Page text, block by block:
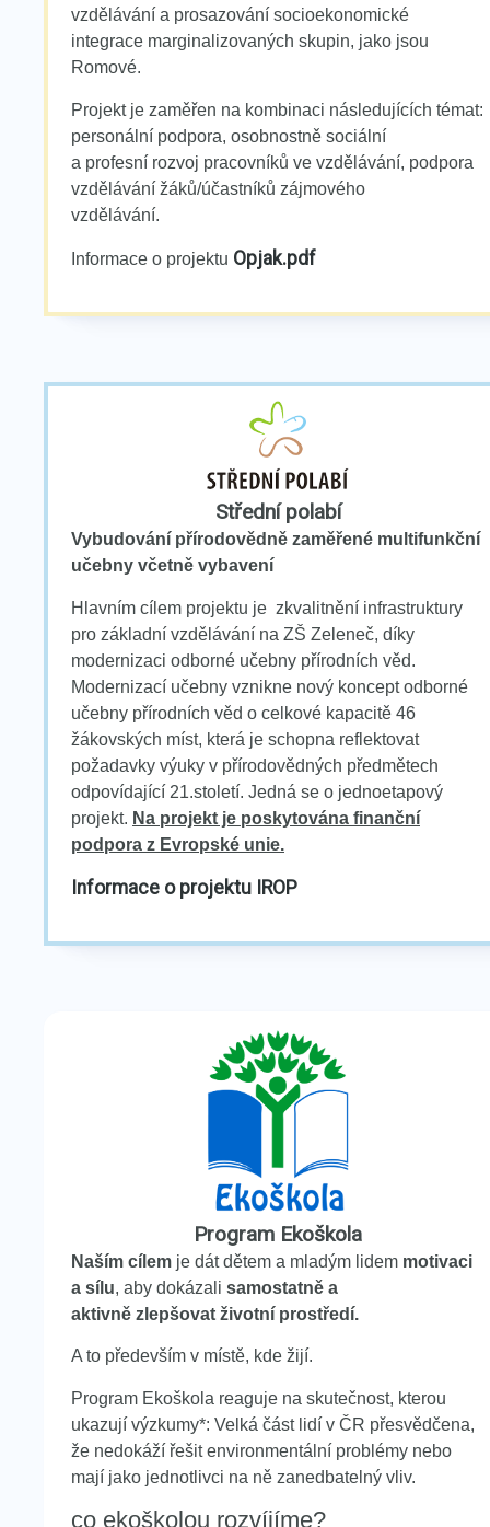
vzdělávání a prosazování socioekonomické
integrace marginalizovaných skupin, jako jsou
Romové.
Projekt je zaměřen na kombinaci následujících témat:
personální podpora, osobnostně sociální
a profesní rozvoj pracovníků ve vzdělávání, podpora
vzdělávání žáků/účastníků zájmového
vzdělávání.
Informace o projektu Opjak.pdf
Střední polabí
Vybudování přírodovědně zaměřené multifunkční
učebny včetně vybavení
Hlavním cílem projektu je zkvalitnění infrastruktury
pro základní vzdělávání na ZŠ Zeleneč, díky
modernizaci odborné učebny přírodních věd.
Modernizací učebny vznikne nový koncept odborné
učebny přírodních věd o celkové kapacitě 46
žákovských míst, která je schopna reflektovat
požadavky výuky v přírodovědných předmětech
odpovídající 21.století. Jedná se o jednoetapový
projekt. Na projekt je poskytována finanční
podpora z Evropské unie.
Informace o projektu IROP
Program Ekoškola
Naším cílem je dát dětem a mladým lidem motivaci
a sílu, aby dokázali samostatně a
aktivně zlepšovat životní prostředí.
A to především v místě, kde žijí.
Program Ekoškola reaguje na skutečnost, kterou
ukazují výzkumy*: Velká část lidí v ČR přesvědčena,
že nedokáží řešit environmentální problémy nebo
mají jako jednotlivci na ně zanedbatelný vliv.
co ekoškolou rozvíjíme?